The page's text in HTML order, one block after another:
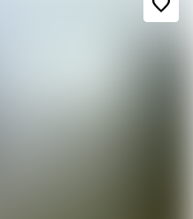
style
Hotel Chic